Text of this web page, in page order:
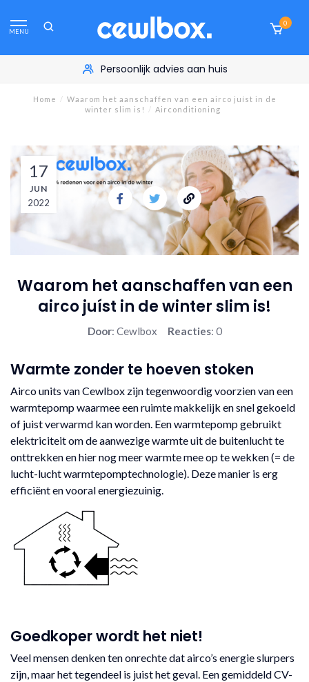
MENU
0
Persoonlijk advies aan huis
Home / Waarom het aanschaffen van een airco juíst in de
winter slim is!
/ Airconditioning
17
JUN
2022
Waarom het aanschaffen van een
airco juíst in de winter slim is!
Door: Cewlbox Reacties: 0
Warmte zonder te hoeven stoken
Airco units van Cewlbox zijn tegenwoordig voorzien van een
warmtepomp waarmee een ruimte makkelijk en snel gekoeld
of juist verwarmd kan worden. Een warmtepomp gebruikt
elektriciteit om de aanwezige warmte uit de buitenlucht te
onttrekken en hier nog meer warmte mee op te wekken (= de
lucht-lucht warmtepomptechnologie). Deze manier is erg
efficiënt en vooral energiezuinig.
Goedkoper wordt het niet!
Veel mensen denken ten onrechte dat airco’s energie slurpers
zijn, maar het tegendeel is juist het geval. Een gemiddeld CV-